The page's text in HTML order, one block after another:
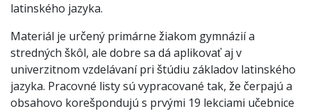
latinského jazyka.
Materiál je určený primárne žiakom gymnázií a
stredných škôl, ale dobre sa dá aplikovať aj v
univerzitnom vzdelávaní pri štúdiu základov latinského
jazyka. Pracovné listy sú vypracované tak, že čerpajú a
obsahovo korešpondujú s prvými 19 lekciami učebnice